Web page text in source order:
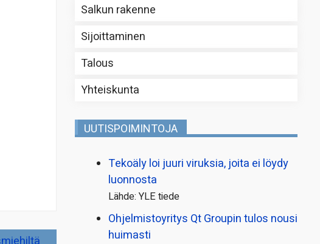
Salkun rakenne
Sijoittaminen
Talous
Yhteiskunta
UUTISPOIMINTOJA
Tekoäly loi juuri viruksia, joita ei löydy
luonnosta
Lähde: YLE tiede
Ohjelmistoyritys Qt Groupin tulos nousi
huimasti